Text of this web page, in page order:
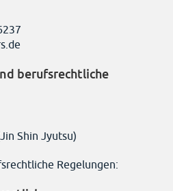
info@sabinewahlers.de
berufsrechtliche
Shin Jyutsu)
Regelungen: